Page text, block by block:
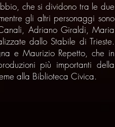
che si dividono tra le due
gli altri personaggi sono
Adriano Giraldi, Maria
dallo Stabile di Trieste.
e Maurizio Repetto, che in
più importanti della
alla Biblioteca Civica.